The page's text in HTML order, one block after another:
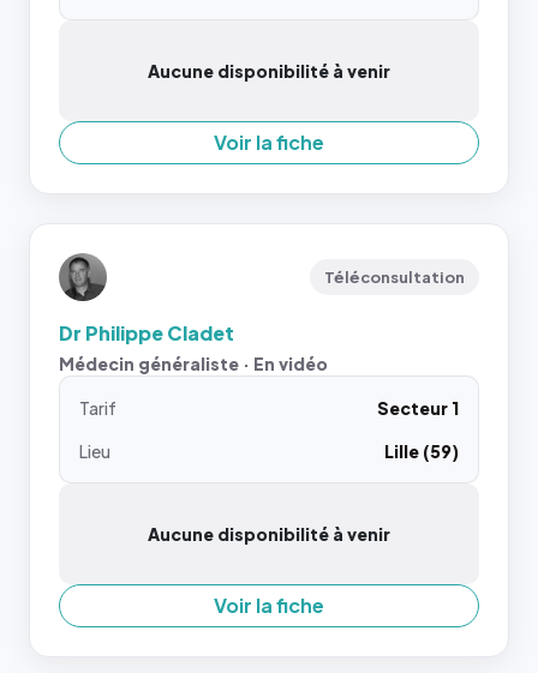
Aucune disponibilité à venir
Voir la fiche
Téléconsultation
Dr Philippe Cladet
Médecin généraliste · En vidéo
Tarif
Secteur 1
Lieu
Lille (59)
Aucune disponibilité à venir
Voir la fiche